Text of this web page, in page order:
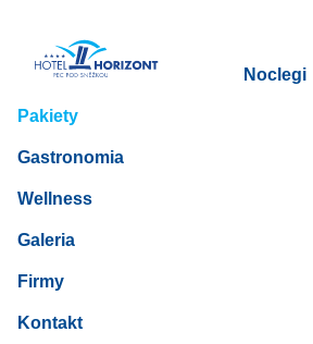
Noclegi
Pakiety
Gastronomia
Wellness
Galeria
Firmy
Kontakt
Za co gdzie indziej
nas masz ZA DARMO?